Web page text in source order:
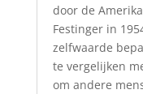
door de
Festinger in
zelfwaarde
te vergelijken
om andere